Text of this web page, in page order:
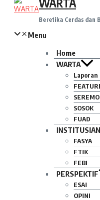
Beretika Cerdas dan
Menu
Home
WARTA
Laporan
SOSOK
FUAD
FASYA
FTIK
FEBI
PERSPEKTIF
ESAI
OPINI